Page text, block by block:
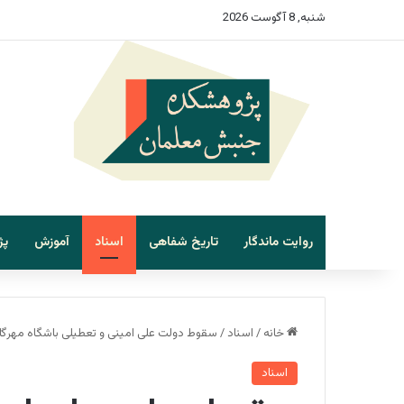
شنبه, 8 آگوست 2026
روایت ماندگار تاریخ شفاهی اسناد آموزش
خانه / اسناد / سقوط دولت علی امینی و تعطیلی باشگاه
اسناد